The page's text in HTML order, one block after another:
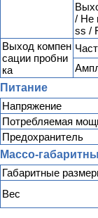
/ Не
ss /
Выход компен
сации пробни
ка
Питание
Напряжение
Потребляемая
Предохранитель
Массо-
Габаритные
Вес